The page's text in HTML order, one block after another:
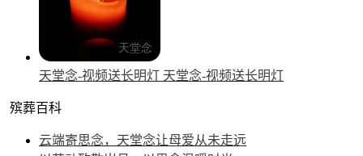
天堂念-视频送长明灯 天堂念-视频送长明灯
殡葬百科
云端寄思念，天堂念让母爱从未走远